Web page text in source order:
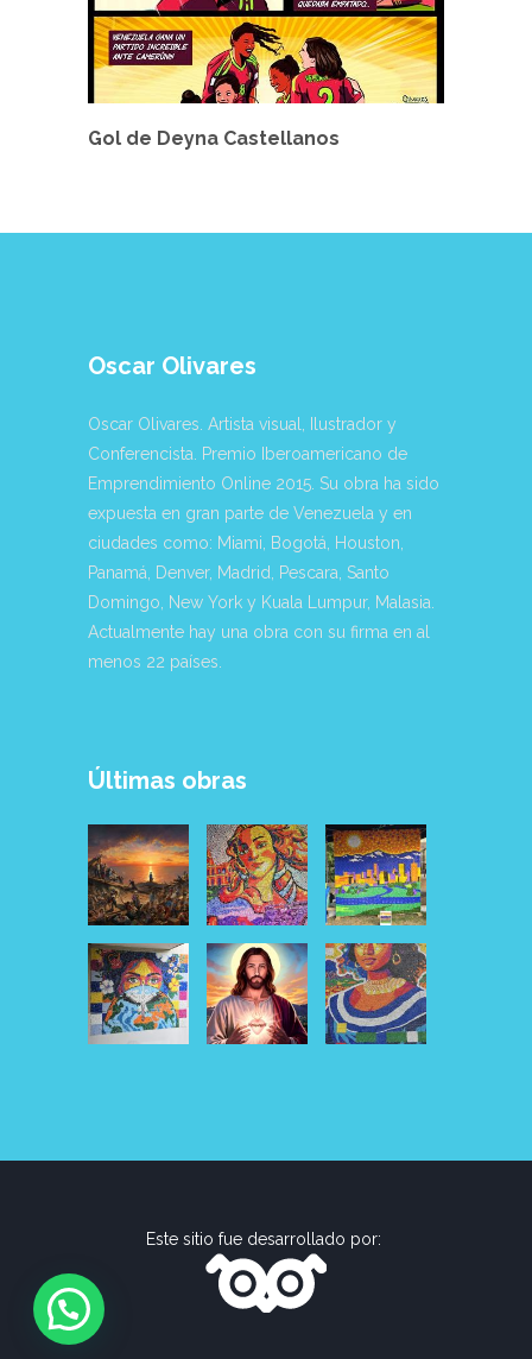
Gol de Deyna Castellanos
Oscar Olivares
Oscar Olivares. Artista visual, Ilustrador y
Conferencista. Premio Iberoamericano de
Emprendimiento Online 2015. Su obra ha sido
expuesta en gran parte de Venezuela y en
ciudades como: Miami, Bogotá, Houston,
Panamá, Denver, Madrid, Pescara, Santo
Domingo, New York y Kuala Lumpur, Malasia.
Actualmente hay una obra con su firma en al
menos 22 países.
Últimas obras
Este sitio fue desarrollado por: